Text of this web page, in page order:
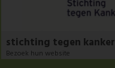
stichting tegen kanker
Bezoek hun website